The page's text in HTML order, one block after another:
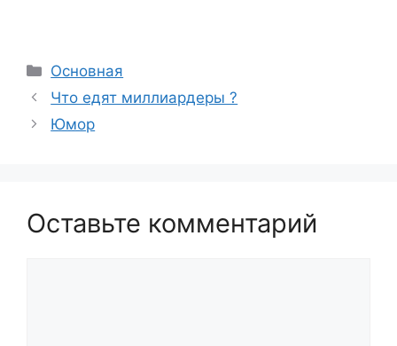
Рубрики
Основная
Что едят миллиардеры ?
Юмор
Оставьте комментарий